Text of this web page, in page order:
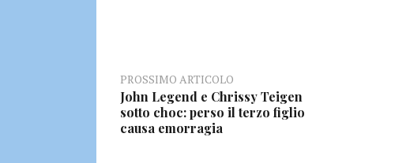
PROSSIMO ARTICOLO
John Legend e Chrissy Teigen
sotto choc: perso il terzo figlio
causa emorragia